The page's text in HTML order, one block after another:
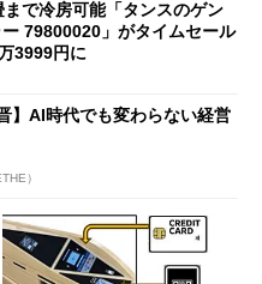
で冷房可能「タンスのゲン
79800020」がタイムセール
3999円に
】AI時代でも変わらない経営
）